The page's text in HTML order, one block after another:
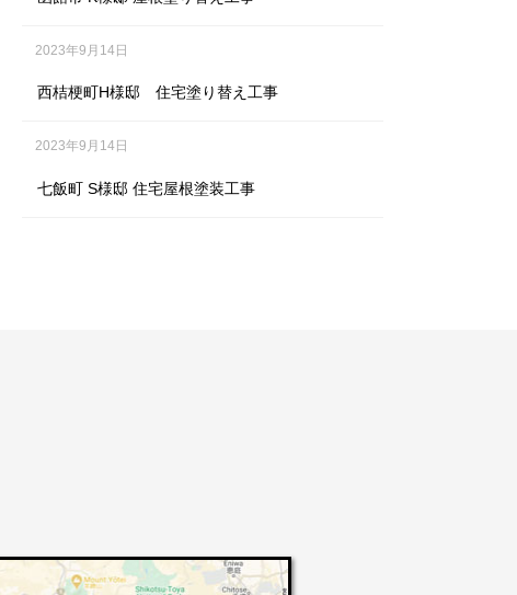
2023年9月14日
西桔梗町H様邸 住宅塗り替え工事
2023年9月14日
七飯町 S様邸 住宅屋根塗装工事